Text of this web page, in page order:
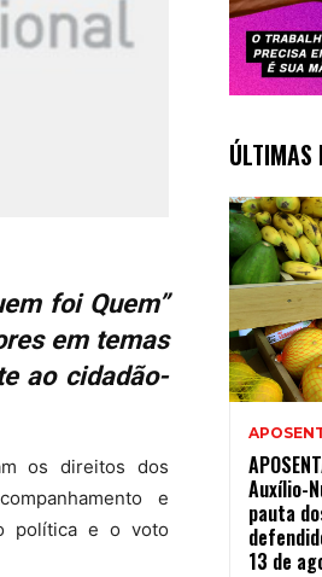
foi Quem”
em temas
ao cidadão-
os direitos dos
e
política e o voto
ÚLTIMAS
Auxílio-
pauta
13 de